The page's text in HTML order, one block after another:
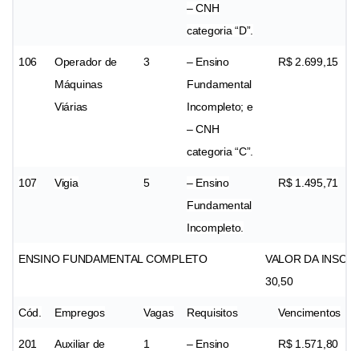
– CNH
categoria “D”.
106
Operador de
Máquinas
Viárias
3
– Ensino
Fundamental
Incompleto; e
– CNH
categoria “C”.
R$ 2.699,15
107 Vigia 5
– Ensino
Fundamental
Incompleto.
R$ 1.495,71
ENSINO FUNDAMENTAL COMPLETO
VALOR DA
30,50
Cód. Empregos Vagas Requisitos Vencimentos
201
Auxiliar de
1
– Ensino
R$ 1.571,80